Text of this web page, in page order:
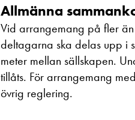
Allmänna
Vid arrangemang på fler
deltagarna ska delas upp i
meter mellan sällskapen.
tillåts. För arrangemang
övrig reglering.